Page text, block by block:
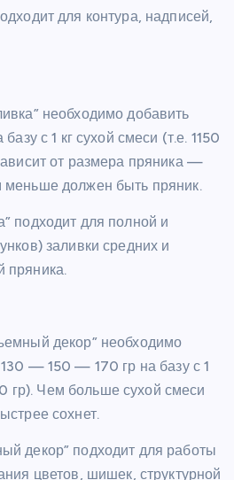
для контура, надписей,
необходимо добавить
с 1 кг сухой смеси (т.е. 1150
от размера пряника —
должен быть пряник.
подходит для полной и
заливки средних и
пряника.
декор” необходимо
— 150 — 170 гр на базу с 1
гр). Чем больше сухой смеси
сохнет.
декор” подходит для работы
цветов, шишек, структурной